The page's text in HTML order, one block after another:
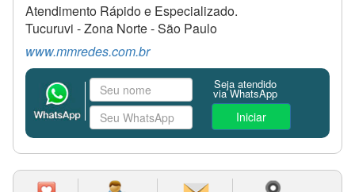
Atendimento Rápido e Especializado.
Tucuruvi - Zona Norte - São Paulo
www.mmredes.com.br
Seja atendido
via WhatsApp
Iniciar